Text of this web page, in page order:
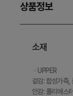
상품정보
소재
ㆍUPPER
겉감: 합성가죽
안감: 폴리에스